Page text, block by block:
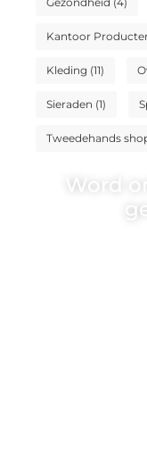
Kantoor
Kleding (11)
Sieraden (1)
Tweedehands
Word